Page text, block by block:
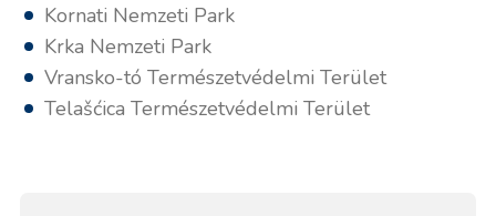
Kornati Nemzeti Park
Krka Nemzeti Park
Vransko-tó Természetvédelmi Terület
Telašćica Természetvédelmi Terület